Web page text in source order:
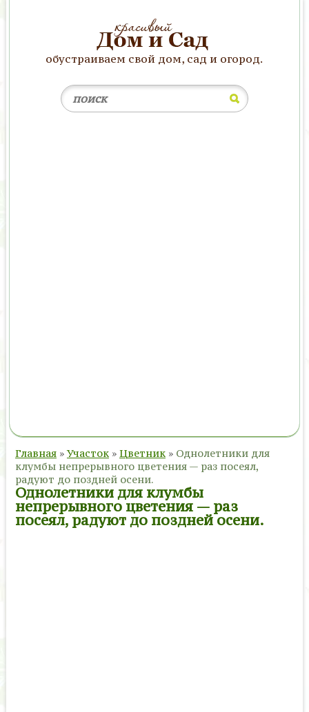
обустраиваем свой дом, сад и огород.
Главная »Участок » Цветник » Однолетники для
клумбы непрерывного цветения — раз посеял,
радуют до поздней осени.
Однолетники для клумбы
непрерывного цветения — раз
посеял, радуют до поздней осени.